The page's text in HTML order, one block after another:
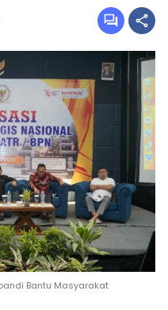
Bantu Masyarakat